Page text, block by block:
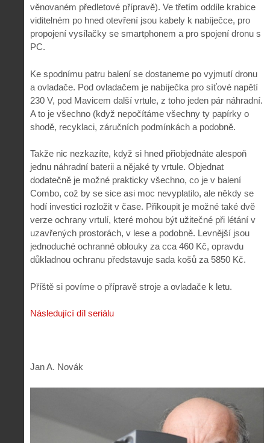
věnovaném předletové přípravě). Ve třetím oddíle krabice
viditelném po hned otevření jsou kabely k nabíječce, pro
propojení vysílačky se smartphonem a pro spojení dronu s
PC.
Ke spodnímu patru balení se dostaneme po vyjmutí dronu
a ovladače. Pod ovladačem je nabíječka pro síťové napětí
230 V, pod Mavicem další vrtule, z toho jeden pár náhradní.
A to je všechno (když nepočítáme všechny ty papírky o
shodě, recyklaci, záručních podmínkách a podobně.
Takže nic nezkazíte, když si hned přiobjednáte alespoň
jednu náhradní baterii a nějaké ty vrtule. Objednat
dodatečně je možné prakticky všechno, co je v balení
Combo, což by se sice asi moc nevyplatilo, ale někdy se
hodí investici rozložit v čase. Přikoupit je možné také dvě
verze ochrany vrtulí, které mohou být užitečné při létání v
uzavřených prostorách, v lese a podobně. Levnější jsou
jednoduché ochranné oblouky za cca 460 Kč, opravdu
důkladnou ochranu představuje sada košů za 5850 Kč.
Příště si povíme o přípravě stroje a ovladače k letu.
Následující díl seriálu
Jan A. Novák